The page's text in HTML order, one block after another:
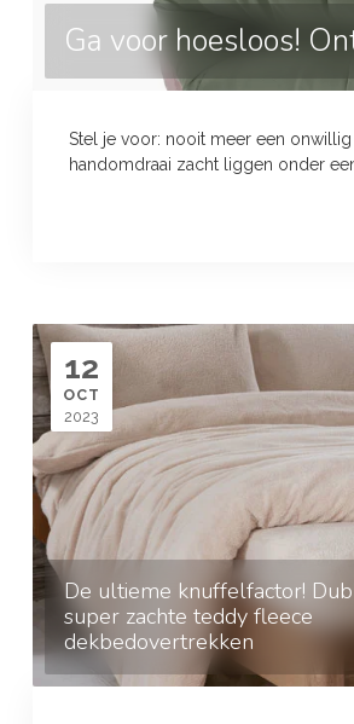
Ga voor hoesloos!
Stel je voor: nooit meer een
handomdraai zacht liggen onder
12
OCT
2023
De ultieme knuffelfactor!
super zachte teddy fleece
dekbedovertrekken